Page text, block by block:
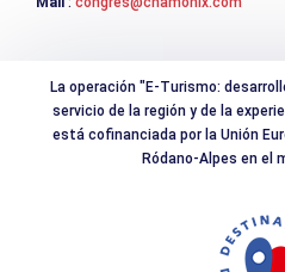
Duración del viaje de ida y
La operación "E-Turismo:
servicio de la región y de la
está cofinanciada por la Unión
Ródano-Alpes en el